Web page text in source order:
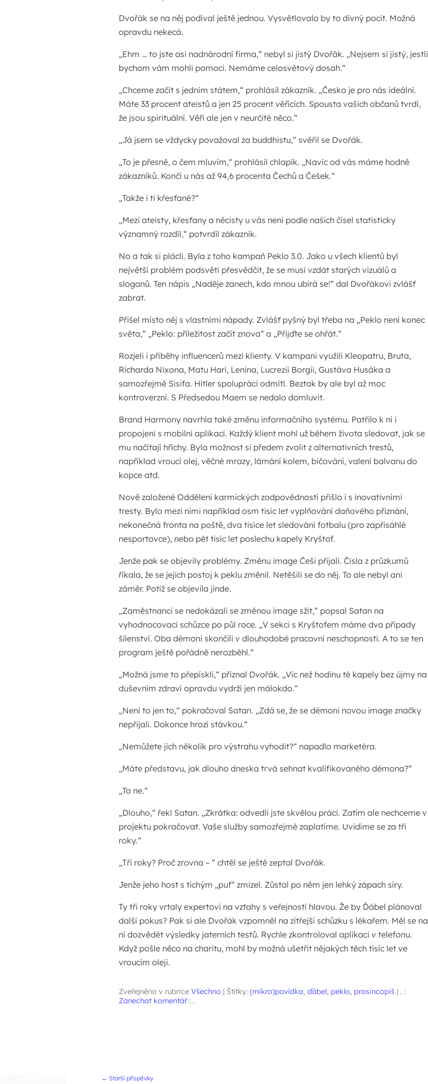
Dvořák se na něj podíval ještě jednou. Vysvětlovalo by to divný pocit. Možná
opravdu nekecá.
„Ehm … to jste asi nadnárodní firma,“ nebyl si jistý Dvořák. „Nejsem si jistý, jestli
bychom vám mohli pomoci. Nemáme celosvětový dosah.“
„Chceme začít s jedním státem,“ prohlásil zákazník. „Česko je pro nás ideální.
Máte 33 procent ateistů a jen 25 procent věřících. Spousta vašich občanů tvrdí,
že jsou spirituální. Věří ale jen v neurčité něco.“
„Já jsem se vždycky považoval za buddhistu,“ svěřil se Dvořák.
„To je přesně, o čem mluvím,“ prohlásil chlapík. „Navíc od vás máme hodně
zákazníků. Končí u nás až 94,6 procenta Čechů a Češek.“
„Takže i ti křesťané?“
„Mezi ateisty, křesťany a něcisty u vás není podle našich čísel statisticky
významný rozdíl,“ potvrdil zákazník.
No a tak si plácli. Byla z toho kampaň Peklo 3.0. Jako u všech klientů byl
největší problém podsvětí přesvědčit, že se musí vzdát starých vizuálů a
sloganů. Ten nápis „Naděje zanech, kdo mnou ubírá se!“ dal Dvořákovi zvlášť
zabrat.
Přišel místo něj s vlastními nápady. Zvlášť pyšný byl třeba na „Peklo není konec
světa,“ „Peklo: příležitost začít znova“ a „Přijďte se ohřát.“
Rozjeli i příběhy influencerů mezi klienty. V kampani využili Kleopatru, Bruta,
Richarda Nixona, Matu Hari, Lenina, Lucrezii Borgii, Gustáva Husáka a
samozřejmě Sisifa. Hitler spolupráci odmítl. Beztak by ale byl až moc
kontroverzní. S Předsedou Maem se nedalo domluvit.
Brand Harmony navrhla také změnu informačního systému. Patřilo k ní i
propojení s mobilní aplikací. Každý klient mohl už během života sledovat, jak se
mu načítají hříchy. Byla možnost si předem zvolit z alternativních trestů,
například vroucí olej, věčné mrazy, lámání kolem, bičování, valení balvanu do
kopce atd.
Nově založené Oddělení karmických zodpovědností přišlo i s inovativními
tresty. Bylo mezi nimi například osm tisíc let vyplňování daňového přiznání,
nekonečná fronta na poště, dva tisíce let sledování fotbalu (pro zapřisáhlé
nesportovce), nebo pět tisíc let poslechu kapely Kryštof.
Jenže pak se objevily problémy. Změnu image Češi přijali. Čísla z průzkumů
říkala, že se jejich postoj k peklu změnil. Netěšili se do něj. To ale nebyl ani
záměr. Potíž se objevila jinde.
„Zaměstnanci se nedokázali se změnou image sžít,“ popsal Satan na
vyhodnocovací schůzce po půl roce. „V sekci s Kryštofem máme dva případy
šílenství. Oba démoni skončili v dlouhodobé pracovní neschopnosti. A to se ten
program ještě pořádně nerozběhl.“
„Možná jsme to přepískli,“ přiznal Dvořák. „Víc než hodinu té kapely bez újmy na
duševním zdraví opravdu vydrží jen málokdo.“
„Není to jen to,“ pokračoval Satan. „Zdá se, že se démoni novou image značky
nepřijali. Dokonce hrozí stávkou.“
„Nemůžete jich několik pro výstrahu vyhodit?“ napadlo marketéra.
„Máte představu, jak dlouho dneska trvá sehnat kvalifikovaného démona?“
„To ne.“
„Dlouho,“ řekl Satan. „Zkrátka: odvedli jste skvělou práci. Zatím ale nechceme v
projektu pokračovat. Vaše služby samozřejmě zaplatíme. Uvidíme se za tři
roky.“
„Tři roky? Proč zrovna – “ chtěl se ještě zeptal Dvořák.
Jenže jeho host s tichým „puf“ zmizel. Zůstal po něm jen lehký zápach síry.
Ty tři roky vrtaly expertovi na vztahy s veřejností hlavou. Že by Ďábel plánoval
další pokus? Pak si ale Dvořák vzpomněl na zítřejší schůzku s lékařem. Měl se na
ní dozvědět výsledky jaterních testů. Rychle zkontroloval aplikaci v telefonu.
Když pošle něco na charitu, mohl by možná ušetřit nějakých těch tisíc let ve
vroucím oleji.
Zveřejněno v rubrice Všechno | Štítky: (mikro)povídka, ďábel, peklo, prosincopiš | . :
Zanechat komentář : .
Navigace příspěvků
← Starší příspěvky